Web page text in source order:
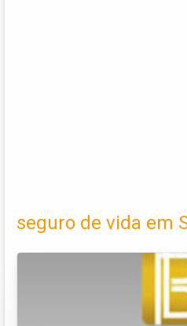
seguro de vida em